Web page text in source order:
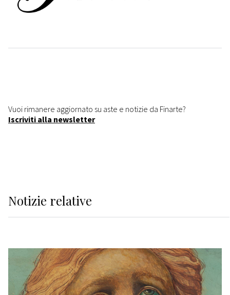
Vuoi rimanere aggiornato su aste e notizie da Finarte?
Iscriviti alla newsletter
Notizie relative